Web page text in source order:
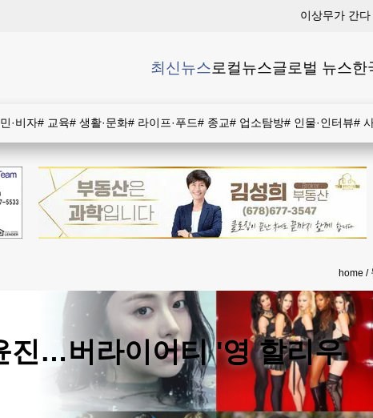
이상무가 간다
최신뉴스로컬뉴스글로벌 뉴스한
·비자# 교육# 생활·문화# 라이프·푸드# 종교# 업소탐방# 인물·인터뷰#
home
진…버라이어티 '영 할리우